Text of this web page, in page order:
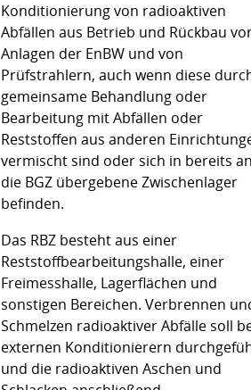
Konditionierung von radioaktiven
Abfällen aus Betrieb und Rückbau
Anlagen der EnBW und von
Prüfstrahlern, auch wenn diese
gemeinsame Behandlung oder
Bearbeitung mit Abfällen oder
Reststoffen aus anderen
vermischt sind oder sich in bereits
die BGZ übergebene Zwischenlager
befinden.
Das RBZ besteht aus einer
Reststoffbearbeitungshalle, einer
Freimesshalle, Lagerflächen und
sonstigen Bereichen. Verbrennen
Schmelzen radioaktiver Abfälle soll
externen Konditionierern
und die radioaktiven Aschen und